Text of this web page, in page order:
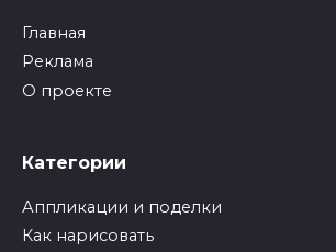
Главная
Реклама
О проекте
Категории
Аппликации и поделки
Как нарисовать